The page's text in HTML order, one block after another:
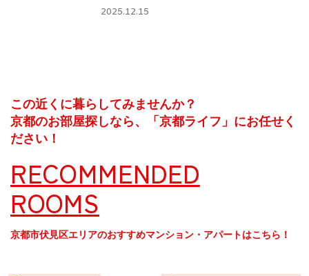
SERIES
カレーが好き
京都おやつクラブ
2025.12.15
この近くに暮らしてみませんか？
京都のお部屋探しなら、「京都ライフ」にお任せく
ださい！
RECOMMENDED
ROOMS
京都市伏見区エリアのおすすめマンション・アパートはこちら！